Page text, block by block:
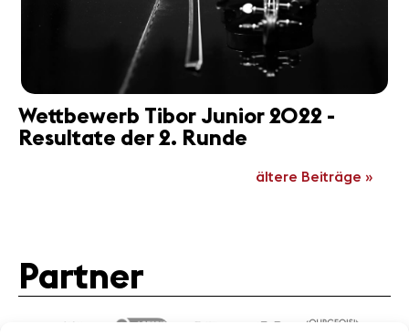
Wettbewerb Tibor Junior 2022 -
Resultate der 2. Runde
ältere Beiträge »
Partner